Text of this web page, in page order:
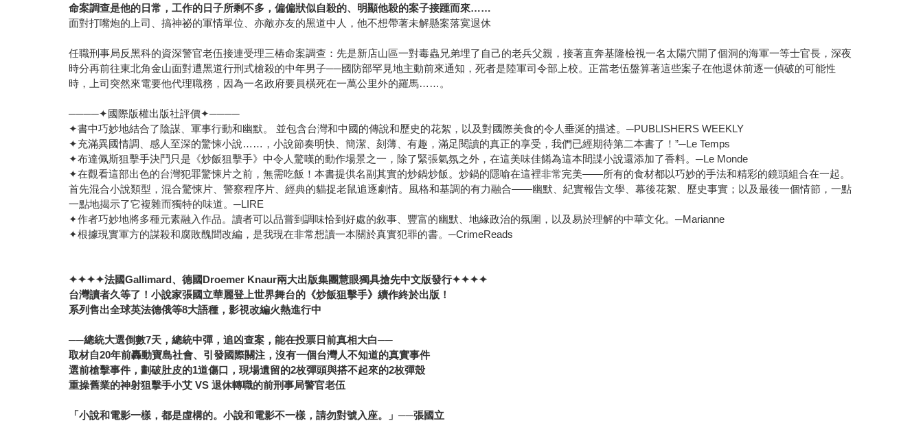
命案調查是他的日常，工作的日子所剩不多，偏偏狀似自殺的、明顯他殺的案子接踵而來……
面對打嘴炮的上司、搞神祕的軍情單位、亦敵亦友的黑道中人，他不想帶著未解懸案落寞退休
任職刑事局反黑科的資深警官老伍接連受理三樁命案調查：先是新店山區一對毒蟲兄弟埋了自己的老兵父親，接著直奔基隆檢視一名太陽穴開了個洞的海軍一等士官長，深夜
時分再前往東北角金山面對遭黑道行刑式槍殺的中年男子──國防部罕見地主動前來通知，死者是陸軍司令部上校。正當老伍盤算著這些案子在他退休前逐一偵破的可能性
時，上司突然來電要他代理職務，因為一名政府要員橫死在一萬公里外的羅馬……。
────✦國際版權出版社評價✦────
✦書中巧妙地結合了陰謀、軍事行動和幽默。 並包含台灣和中國的傳說和歷史的花絮，以及對國際美食的令人垂涎的描述。─PUBLISHERS WEEKLY
✦充滿異國情調、感人至深的驚悚小說……，小說節奏明快、簡潔、刻薄、有趣，滿足閱讀的真正的享受，我們已經期待第二本書了！”─Le Temps
✦布達佩斯狙擊手決鬥只是《炒飯狙擊手》中令人驚嘆的動作場景之一，除了緊張氣氛之外，在這美味佳餚為這本間諜小說還添加了香料。─Le Monde
✦在觀看這部出色的台灣犯罪驚悚片之前，無需吃飯！本書提供名副其實的炒鍋炒飯。炒鍋的隱喻在這裡非常完美——所有的食材都以巧妙的手法和精彩的鏡頭組合在一起。
首先混合小說類型，混合驚悚片、警察程序片、經典的貓捉老鼠追逐劇情。風格和基調的有力融合——幽默、紀實報告文學、幕後花絮、歷史事實；以及最後一個情節，一點
一點地揭示了它複雜而獨特的味道。─LIRE
✦作者巧妙地將多種元素融入作品。讀者可以品嘗到調味恰到好處的敘事、豐富的幽默、地緣政治的氛圍，以及易於理解的中華文化。─Marianne
✦根據現實軍方的謀殺和腐敗醜聞改編，是我現在非常想讀一本關於真實犯罪的書。─CrimeReads
✦✦✦✦法國Gallimard、德國Droemer Knaur兩大出版集團慧眼獨具搶先中文版發行✦✦✦✦
台灣讀者久等了！小說家張國立華麗登上世界舞台的《炒飯狙擊手》續作終於出版！
系列售出全球英法德俄等8大語種，影視改編火熱進行中
──總統大選倒數7天，總統中彈，追凶查案，能在投票日前真相大白──
取材自20年前轟動寶島社會、引發國際關注，沒有一個台灣人不知道的真實事件
選前槍擊事件，劃破肚皮的1道傷口，現場遺留的2枚彈頭與搭不起來的2枚彈殼
重操舊業的神射狙擊手小艾 VS 退休轉職的前刑事局警官老伍
「小說和電影一樣，都是虛構的。小說和電影不一樣，請勿對號入座。」──張國立